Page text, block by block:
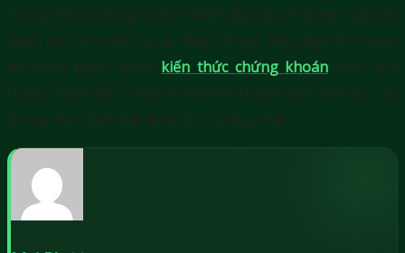
chứng khoán đang là một kênh đầu tư vô cùng hấp dẫn
dành cho nhà đầu tư cá nhân. Vì vậy, hãy dành thời gian
tìm hiểu thêm nhiều kiến thức chứng khoán khác của
chúng mình để có thể tự tin trở thành một nhà đầu tư
thông thái, nắm bắt được thị trường nhé.